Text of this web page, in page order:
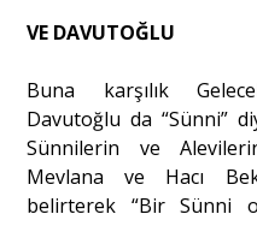
VE DAVUTOĞLU
Buna karşılık
Davutoğlu da “Sünni”
Sünnilerin ve
Mevlana ve Hacı
belirterek “Bir Sünni